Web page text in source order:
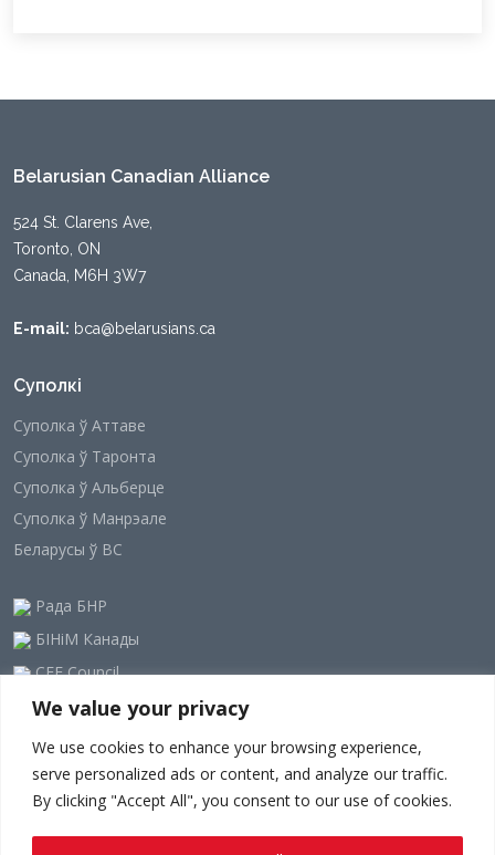
We value your privacy
We use cookies to enhance your browsing experience,
serve personalized ads or content, and analyze our traffic.
By clicking "Accept All", you consent to our use of cookies.
Belarusian Canadian Alliance
524 St. Clarens Ave,
Toronto, ON
Canada, M6H 3W7
E-mail: bca@belarusians.ca
Суполкі
Суполка ў Аттаве
Суполка ў Таронта
Суполка ў Альберце
Суполка ў Манрэале
Беларусы ў ВС
Рада БНР
БІНіМ Канады
CEE Council